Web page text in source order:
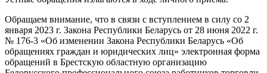
Обращаем внимание, что в связи с вступлением в силу со 2
января 2023 г. Закона Республики Беларусь от 28 июня 2022 г.
№ 176-3 «Об изменении Закона Республики Беларусь «Об
обращениях граждан и юридических лиц» электронная форма
обращений в Брестскую областную организацию